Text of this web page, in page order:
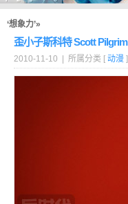
‘想象力’»
歪小子斯科特 Scott Pilgrim
2010-11-10 | 所属分类 [ 动漫 ]